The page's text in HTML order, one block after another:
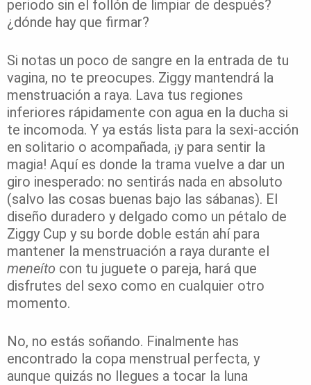
periodo sin el follón de limpiar de después?
¿dónde hay que firmar?
Si notas un poco de sangre en la entrada de tu
vagina, no te preocupes. Ziggy mantendrá la
menstruación a raya. Lava tus regiones
inferiores rápidamente con agua en la ducha si
te incomoda. Y ya estás lista para la sexi-acción
en solitario o acompañada, ¡y para sentir la
magia! Aquí es donde la trama vuelve a dar un
giro inesperado: no sentirás nada en absoluto
(salvo las cosas buenas bajo las sábanas). El
diseño duradero y delgado como un pétalo de
Ziggy Cup y su borde doble están ahí para
mantener la menstruación a raya durante el
meneíto con tu juguete o pareja, hará que
disfrutes del sexo como en cualquier otro
momento.
No, no estás soñando. Finalmente has
encontrado la copa menstrual perfecta, y
aunque quizás no llegues a tocar la luna